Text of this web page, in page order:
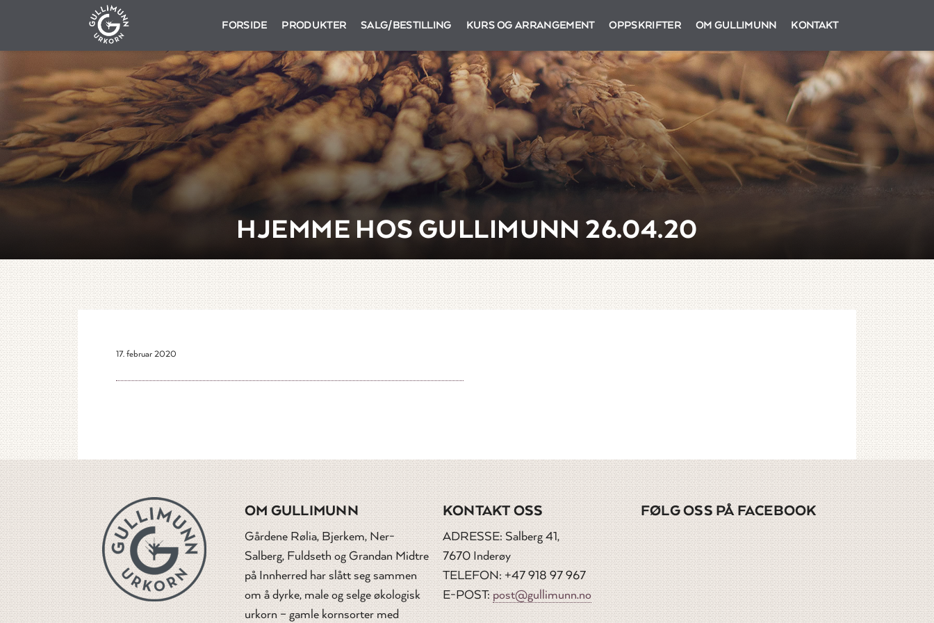
innholdet
GULLIMUNN
FORSIDE PRODUKTER SALG/BESTILLING KURS OG ARRANGEMENT OPPSKRIFTER OM GULLIMUNN KONTAKT
HJEMME HOS GULLIMUNN 26.04.20
17. februar 2020
OM GULLIMUNN
Gårdene Rølia, Bjerkem, Ner-
Salberg, Fuldseth og Grandan Midtre
på Innherred har slått seg sammen
om å dyrke, male og selge økologisk
urkorn – gamle kornsorter med
KONTAKT OSS
ADRESSE: Salberg 41,
7670 Inderøy
TELEFON: +47 918 97 967
E-POST:post@gullimunn.no
FØLG OSS PÅ FACEBOOK